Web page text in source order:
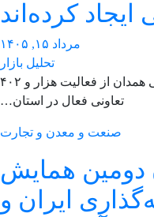
کرده‌اند
مرداد ۱۵, ۱۴۰۵
تحلیل بازار
مدیرکل تعاون، کار و رفاه اجتماعی همدان از فعالیت هزار و ۴۰۲
تعاونی فعال در استان…
صنعت و معدن و تجارت
همایش
ایران و